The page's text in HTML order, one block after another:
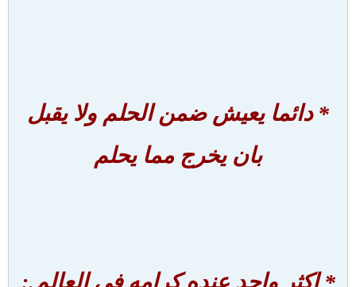
* دائما يعيش ضمن الحلم ولا يقبل
بان يخرج مما يحلم
* اكثر واحد عنده كرامه في العالم.: